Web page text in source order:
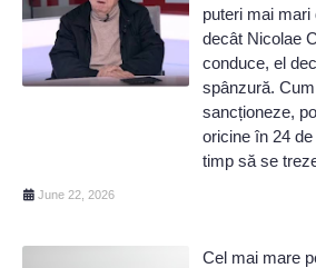
puteri mai
decât Nicolae
conduce, el
spânzură.
sancționeze,
oricine în 24
timp să se
June 22, 2026
Cel mai mare